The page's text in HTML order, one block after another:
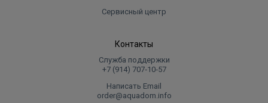
Сервисный центр
Контакты
Служба поддержки
+7 (914) 707‑10‑57
Написать Email
order@aquadom.info